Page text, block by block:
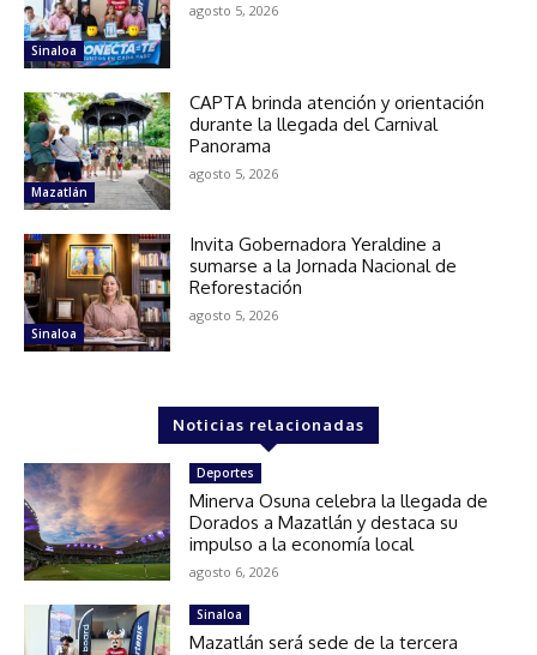
Sinaloa
agosto 5, 2026
Mazatlán
CAPTA brinda atención y orientación
durante la llegada del Carnival
Panorama
agosto 5, 2026
Sinaloa
Invita Gobernadora Yeraldine a
sumarse a la Jornada Nacional de
Reforestación
agosto 5, 2026
Noticias relacionadas
Deportes
Minerva Osuna celebra la llegada de
Dorados a Mazatlán y destaca su
impulso a la economía local
agosto 6, 2026
Sinaloa
Mazatlán será sede de la tercera